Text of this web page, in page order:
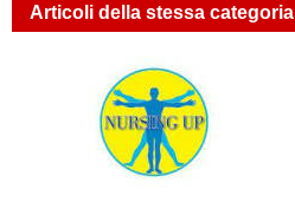
Articoli della stessa categoria